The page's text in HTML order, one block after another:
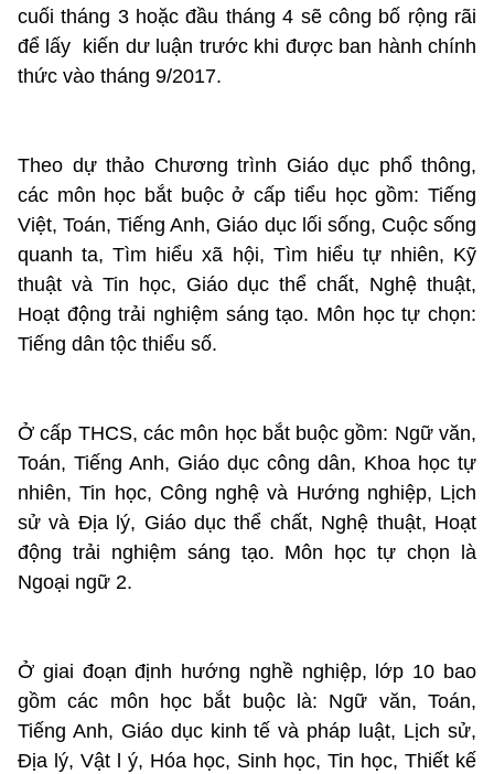
cuối tháng 3 hoặc đầu tháng 4 sẽ công bố rộng rãi
để lấy ‎ kiến dư luận trước khi được ban hành chính
thức vào tháng 9/2017.
Theo dự thảo Chương trình Giáo dục phổ thông,
các môn học bắt buộc ở cấp tiểu học gồm: Tiếng
Việt, Toán, Tiếng Anh, Giáo dục lối sống, Cuộc sống
quanh ta, Tìm hiểu xã hội, Tìm hiểu tự nhiên, Kỹ
thuật và Tin học, Giáo dục thể chất, Nghệ thuật,
Hoạt động trải nghiệm sáng tạo. Môn học tự chọn:
Tiếng dân tộc thiểu số.
Ở cấp THCS, các môn học bắt buộc gồm: Ngữ văn,
Toán, Tiếng Anh, Giáo dục công dân, Khoa học tự
nhiên, Tin học, Công nghệ và Hướng nghiệp, Lịch
sử và Địa l‎ý, Giáo dục thể chất, Nghệ thuật, Hoạt
động trải nghiệm sáng tạo. Môn học tự chọn là
Ngoại ngữ 2.
Ở giai đoạn định hướng nghề nghiệp, lớp 10 bao
gồm các môn học bắt buộc là: Ngữ văn, Toán,
Tiếng Anh, Giáo dục kinh tế và pháp luật, Lịch sử,
Địa l‎ý, Vật l ý, Hóa học, Sinh học, Tin học, Thiết kế